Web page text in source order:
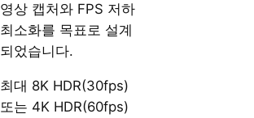
영상 캡처와 FPS 저하
최소화를 목표로 설계
되었습니다.
최대 8K HDR(30fps)
또는 4K HDR(60fps)